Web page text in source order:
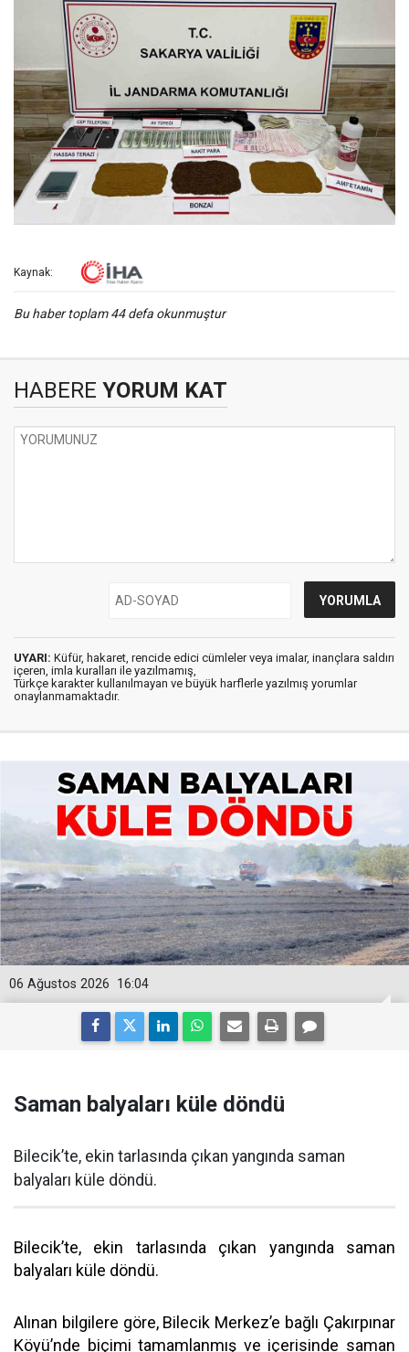
Kaynak:
Bu haber toplam 44 defa okunmuştur
HABERE YORUM KAT
UYARI: Küfür, hakaret, rencide edici cümleler veya imalar, inançlara saldırı
içeren, imla kuralları ile yazılmamış,
Türkçe karakter kullanılmayan ve büyük harflerle yazılmış yorumlar
onaylanmamaktadır.
16:04
06 Ağustos 2026
Saman balyaları küle döndü
Bilecik’te, ekin tarlasında çıkan yangında saman
balyaları küle döndü.
Bilecik’te, ekin tarlasında çıkan yangında saman
balyaları küle döndü.
Alınan bilgilere göre, Bilecik Merkez’e bağlı Çakırpınar
Köyü’nde biçimi tamamlanmış ve içerisinde saman